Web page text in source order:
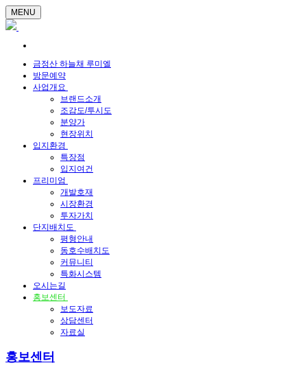
MENU
금정산 하늘채 루미엘
방문예약
사업개요
브랜드소개
조감도/투시도
분양가
현장위치
입지환경
특장점
입지여건
프리미엄
개발호재
시장환경
투자가치
단지배치도
평형안내
동호수배치도
커뮤니티
특화시스템
오시는길
홍보센터
보도자료
상담센터
자료실
홍보센터